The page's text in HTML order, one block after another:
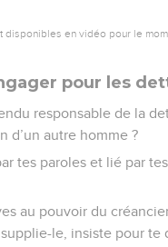
disponibles en vidéo pour le
pour les
responsable de la
d’un autre homme ?
tes paroles et lié par
au pouvoir du
le, insiste pour te